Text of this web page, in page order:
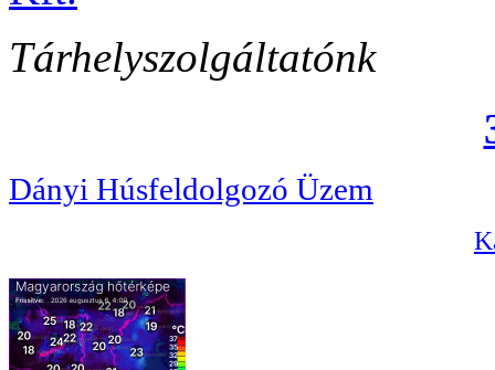
Tárhelyszolgáltatónk
Dányi Húsfeldolgozó Üzem